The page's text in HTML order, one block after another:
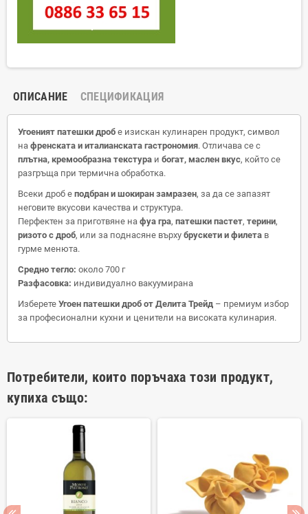
ОПИСАНИЕ СПЕЦИФИКАЦИЯ
Угоеният патешки дроб е изискан кулинарен продукт, символ
на френската и италианската гастрономия. Отличава се с
плътна, кремообразна текстура и богат, маслен вкус, който се
разгръща при термична обработка.
Всеки дроб е подбран и шокиран замразен, за да се запазят
неговите вкусови качества и структура.
Перфектен за приготвяне на фуа гра, патешки пастет, терини,
ризото с дроб, или за поднасяне върху брускети и филета в
гурме менюта.
Средно тегло: около 700 г
Разфасовка: индивидуално вакуумирана
Изберете Угоен патешки дроб от Делита Трейд – премиум избор
за професионални кухни и ценители на високата кулинария.
Потребители, които поръчаха този продукт,
купиха също: